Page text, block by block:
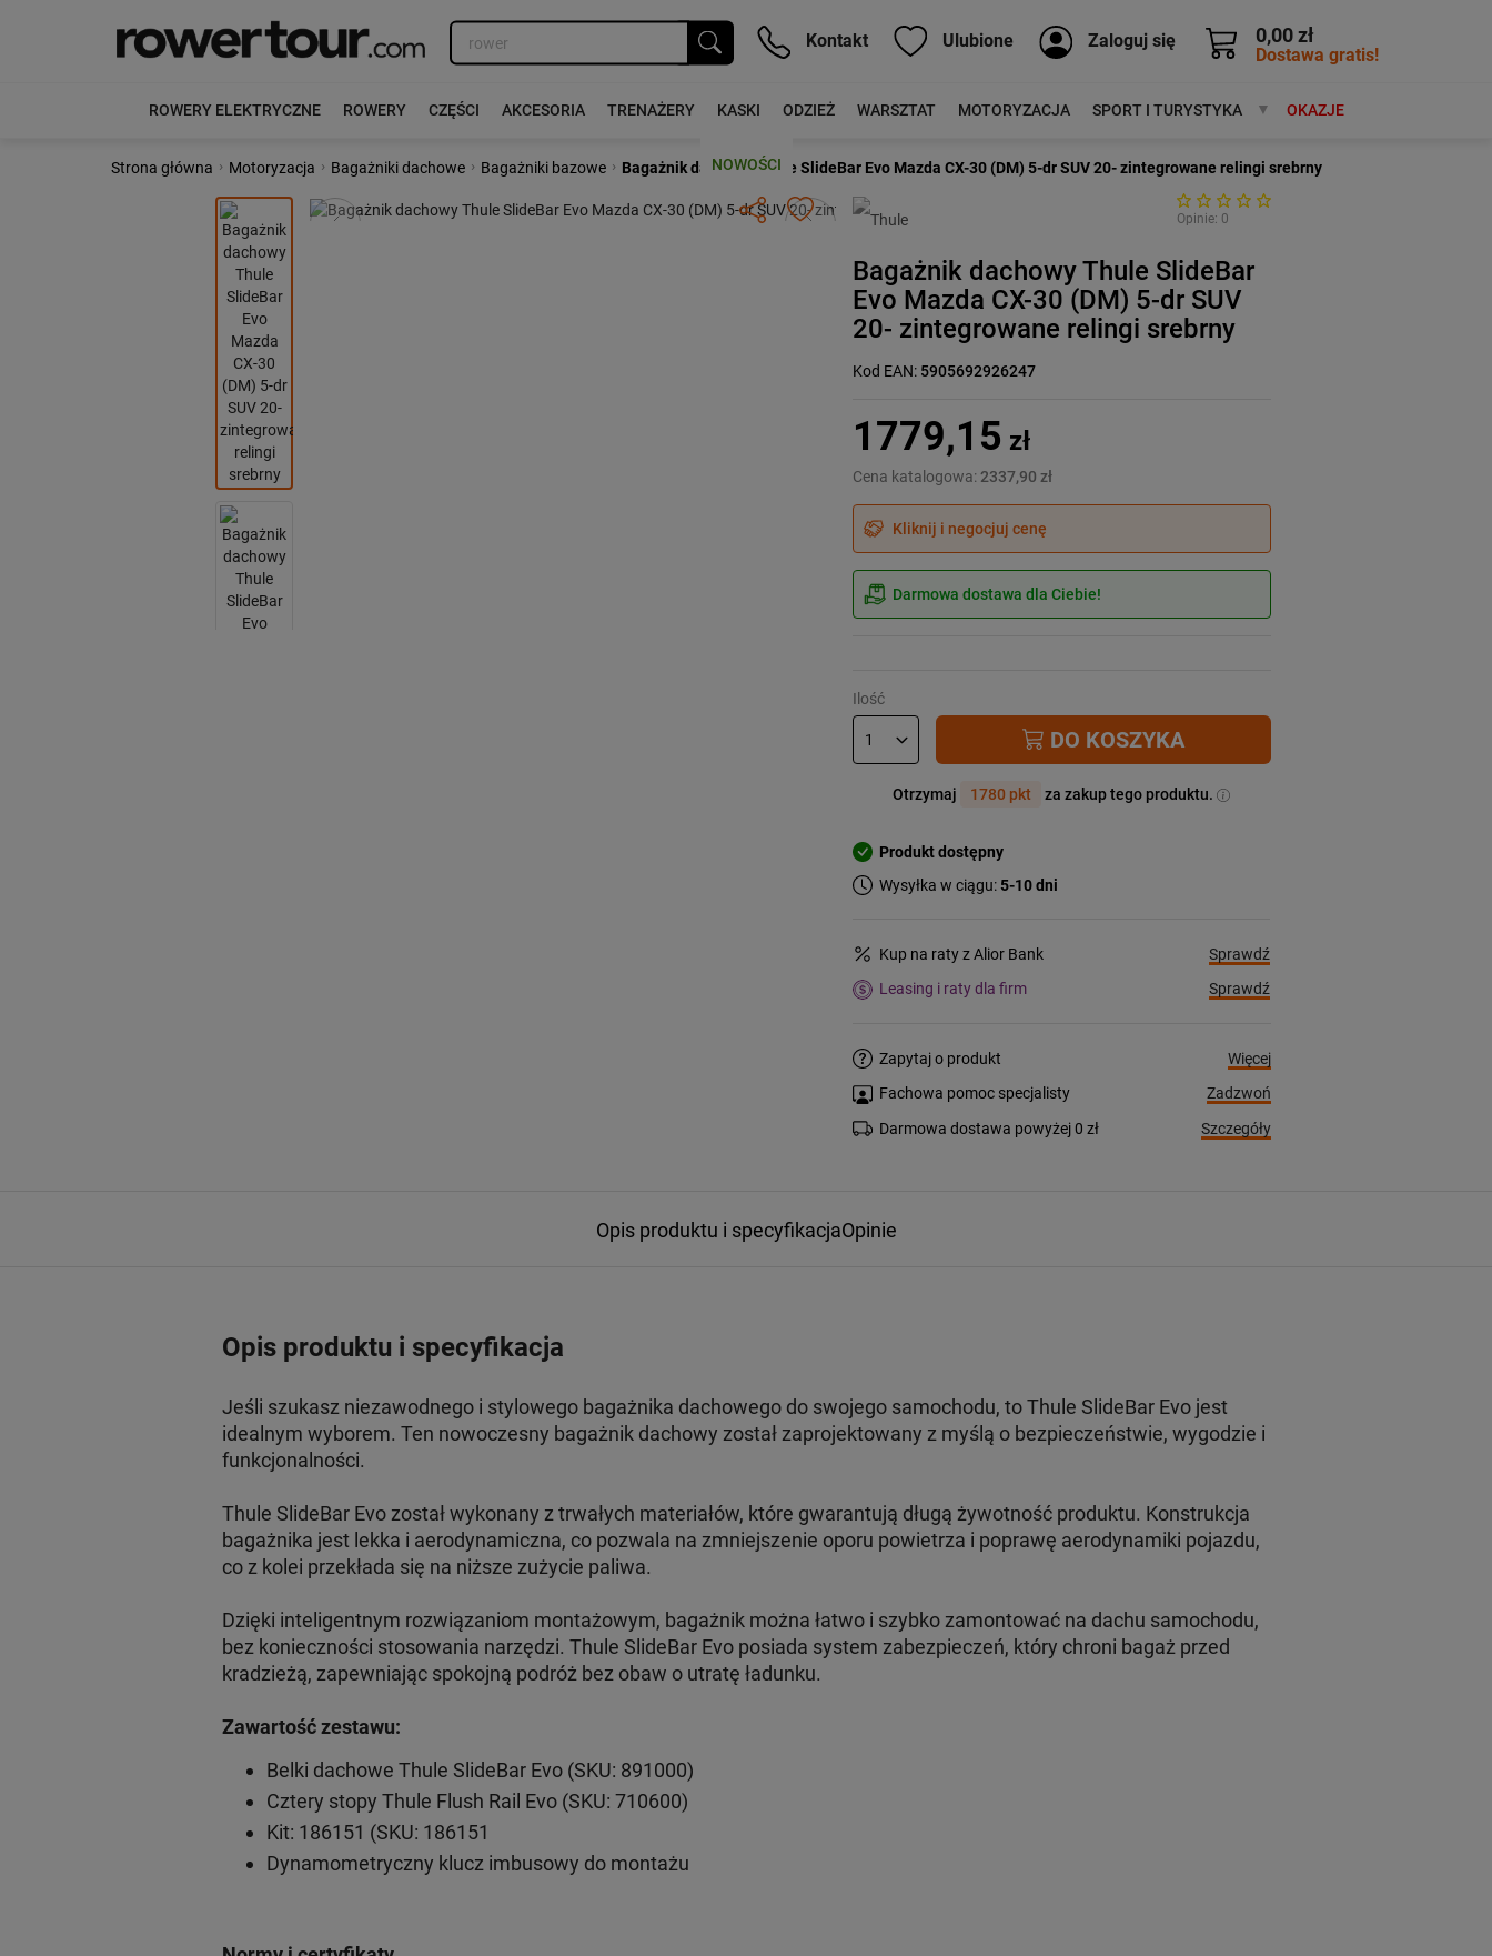
0,00 zł
Dostawa gratis!
Kontakt Ulubione Zaloguj się
ROWERY ELEKTRYCZNE ROWERY CZĘŚCI AKCESORIA TRENAŻERY KASKI ODZIEŻ WARSZTAT MOTORYZACJA SPORT I TURYSTYKA MARKIOKAZJE
NOWOŚCI
Strona główna › Motoryzacja › Bagażniki dachowe › Bagażniki bazowe › Bagażnik dachowy Thule SlideBar Evo Mazda CX-30 (DM) 5-dr SUV 20- zintegrowane relingi srebrny
Poprzedni Następny Opinie: 0
Bagażnik dachowy Thule SlideBar
Evo Mazda CX-30 (DM) 5-dr SUV
20- zintegrowane relingi srebrny
Kod EAN: 5905692926247
1779,15 zł
Cena katalogowa:2337,90 zł
Kliknij i negocjuj cenę
Darmowa dostawa dla Ciebie!
Ilość
DO KOSZYKA
Otrzymaj 1780 pkt za zakup tego produktu.
Produkt dostępny
Wysyłka w ciągu:5-10 dni
Kup na raty z Alior Bank
Sprawdź
Leasing i raty dla firm
Sprawdź
Zapytaj o produkt
Więcej
Fachowa pomoc specjalisty
Zadzwoń
Darmowa dostawa powyżej 0 zł
Szczegóły
Opis produktu i specyfikacjaOpinie
Opis produktu i specyfikacja
Jeśli szukasz niezawodnego i stylowego bagażnika dachowego do swojego samochodu, to Thule SlideBar Evo jest
idealnym wyborem. Ten nowoczesny bagażnik dachowy został zaprojektowany z myślą o bezpieczeństwie, wygodzie i
funkcjonalności.
Thule SlideBar Evo został wykonany z trwałych materiałów, które gwarantują długą żywotność produktu. Konstrukcja
bagażnika jest lekka i aerodynamiczna, co pozwala na zmniejszenie oporu powietrza i poprawę aerodynamiki pojazdu,
co z kolei przekłada się na niższe zużycie paliwa.
Dzięki inteligentnym rozwiązaniom montażowym, bagażnik można łatwo i szybko zamontować na dachu samochodu,
bez konieczności stosowania narzędzi. Thule SlideBar Evo posiada system zabezpieczeń, który chroni bagaż przed
kradzieżą, zapewniając spokojną podróż bez obaw o utratę ładunku.
Zawartość zestawu:
Belki dachowe Thule SlideBar Evo (SKU: 891000)
Cztery stopy Thule Flush Rail Evo (SKU: 710600)
Kit: 186151 (SKU: 186151
Dynamometryczny klucz imbusowy do montażu